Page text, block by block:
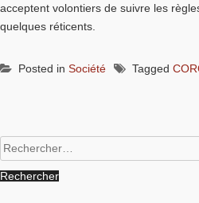
acceptent volontiers de suivre les
quelques réticents.
Posted in Société Tagged
Rechercher :